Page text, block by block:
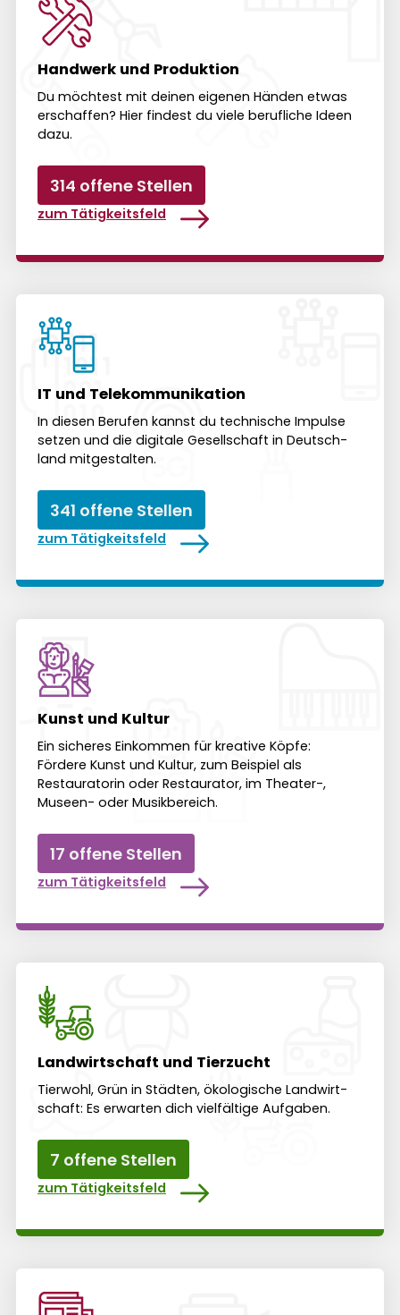
Handwerk und Produktion
Du möchtest mit deinen eigenen Händen etwas
erschaffen? Hier findest du viele beruf­liche Ideen
dazu.
314 offene Stellen
zum Tätigkeitsfeld
IT und Telekommunikation
In diesen Berufen kannst du technische Impulse
setzen und die digitale Gesell­schaft in Deutsch­
land mit­ge­stalten.
341 offene Stellen
zum Tätigkeitsfeld
Kunst und Kultur
Ein sicheres Ein­kommen für kreative Köpfe:
Fördere Kunst und Kultur, zum Bei­spiel als
Restauratorin oder Restaurator, im Theater-,
Museen- oder Musik­bereich.
17 offene Stellen
zum Tätigkeitsfeld
Landwirtschaft und Tierzucht
Tier­wohl, Grün in Städten, öko­logische Land­wirt­
schaft: Es erwar­ten dich viel­fältige Auf­gaben.
7 offene Stellen
zum Tätigkeitsfeld